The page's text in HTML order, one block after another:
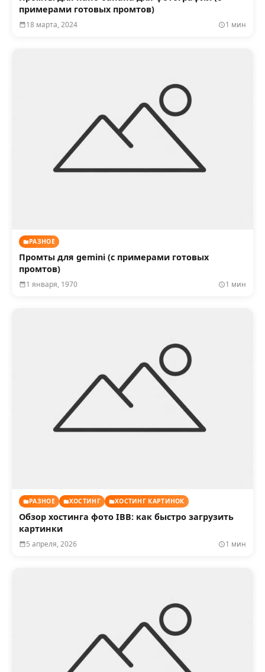
примерами готовых промтов)
18 марта, 2024 1 мин
РАЗНОЕ
Промты для gemini (с примерами готовых
промтов)
1 января, 1970 1 мин
РАЗНОЕ ХОСТИНГ ХОСТИНГ КАРТИНОК
Обзор хостинга фото IBB: как быстро загрузить
картинки
5 апреля, 2026 1 мин